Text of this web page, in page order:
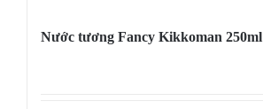
Nước tương Fancy Kikkoman 250ml